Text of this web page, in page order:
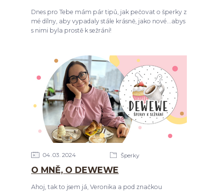
Dnes pro Tebe mám pár tipů, jak pečovat o šperky z
mé dílny, aby vypadaly stále krásně, jako nové...abys
s nimi byla prostě k sežrání!
04 03 2024 Šperky
O MNĚ, O DEWEWE
Ahoj, tak to jsem já, Veronika a pod značkou